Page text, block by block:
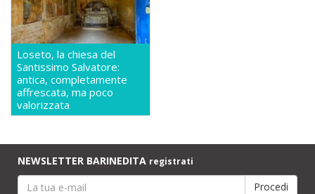
Loseto, la chiesa del
Santissimo Salvatore:
antica, completamente
affrescata, ma poco
valorizzata
NEWSLETTER BARINEDITA registrati